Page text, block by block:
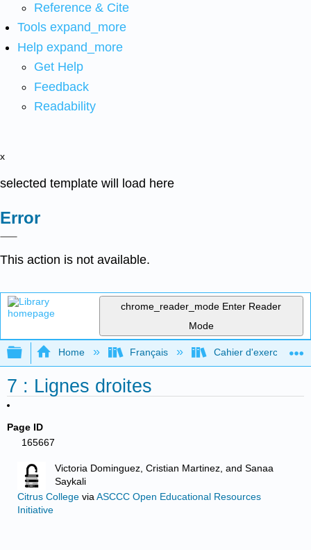
Reference & Cite
Tools expand_more
Help expand_more
Get Help
Feedback
Readability
x
selected template will load here
Error
This action is not available.
chrome_reader_mode Enter Reader
Mode
Expand/collapse global hierarchy
Home Français Cahier d'exercices
7 : Lignes droites
Page ID
165667
Victoria Dominguez, Cristian Martinez, and Sanaa
Saykali
Citrus Collegevia ASCCC Open Educational Resources
Initiative